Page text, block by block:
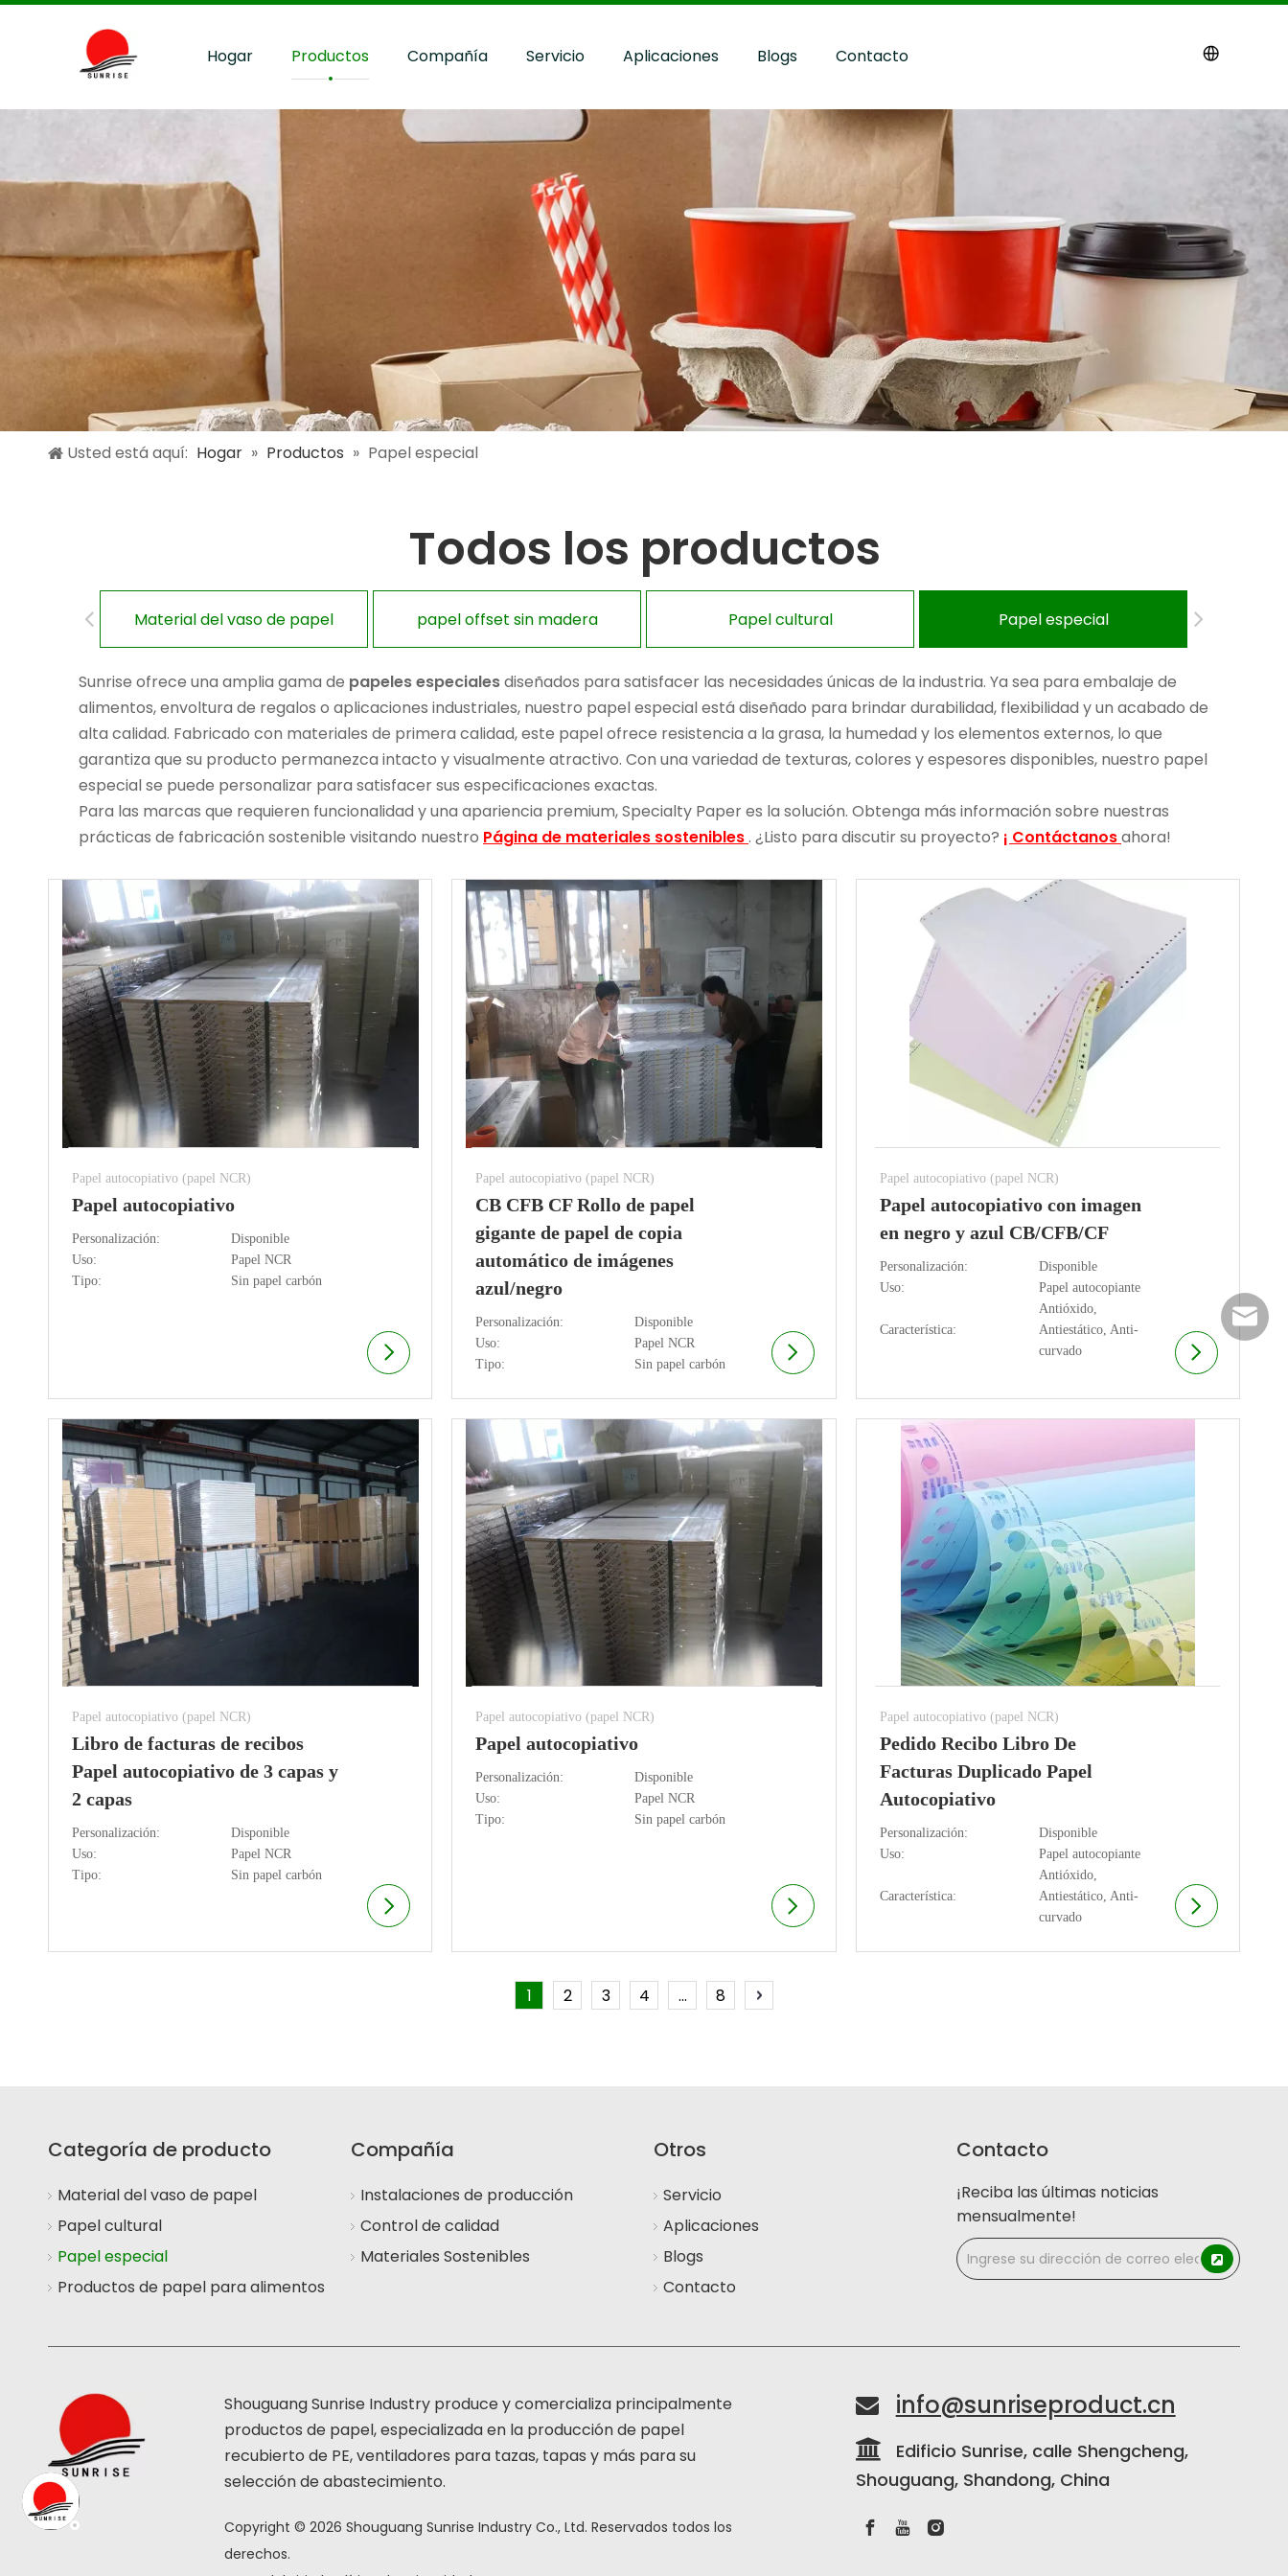
Hogar Productos Compañía Servicio Aplicaciones Blogs Contacto
Usted está aquí: Hogar » Productos » Papel especial
Todos los productos
Material del vaso de papel papel offset sin madera Papel cultural Papel especial
Sunrise ofrece una amplia gama de papeles especialesdiseñados para satisfacer las necesidades únicas de la industria. Ya sea para embalaje de
alimentos, envoltura de regalos o aplicaciones industriales, nuestro papel especial está diseñado para brindar durabilidad, flexibilidad y un acabado de
alta calidad. Fabricado con materiales de primera calidad, este papel ofrece resistencia a la grasa, la humedad y los elementos externos, lo que
garantiza que su producto permanezca intacto y visualmente atractivo. Con una variedad de texturas, colores y espesores disponibles, nuestro papel
especial se puede personalizar para satisfacer sus especificaciones exactas.
Para las marcas que requieren funcionalidad y una apariencia premium, Specialty Paper es la solución. Obtenga más información sobre nuestras
prácticas de fabricación sostenible visitando nuestro Página de materiales sostenibles. ¿Listo para discutir su proyecto? ¡ Contáctanosahora!
Papel autocopiativo (papel NCR)
Papel autocopiativo
Personalización:
Disponible
Uso:
Papel NCR
Tipo:
Sin papel carbón
Papel autocopiativo (papel NCR)
CB CFB CF Rollo de papel
gigante de papel de copia
automático de imágenes
azul/negro
Personalización:
Disponible
Uso:
Papel NCR
Tipo:
Sin papel carbón
Papel autocopiativo (papel NCR)
Papel autocopiativo con imagen
en negro y azul CB/CFB/CF
Personalización:
Disponible
Uso:
Papel autocopiante
Característica:
Antióxido,
Antiestático, Anti-
curvado
Papel autocopiativo (papel NCR)
Libro de facturas de recibos
Papel autocopiativo de 3 capas y
2 capas
Personalización:
Disponible
Uso:
Papel NCR
Tipo:
Sin papel carbón
Papel autocopiativo (papel NCR)
Papel autocopiativo
Personalización:
Disponible
Uso:
Papel NCR
Tipo:
Sin papel carbón
Papel autocopiativo (papel NCR)
Pedido Recibo Libro De
Facturas Duplicado Papel
Autocopiativo
Personalización:
Disponible
Uso:
Papel autocopiante
Característica:
Antióxido,
Antiestático, Anti-
curvado
1 2 3 4 ... 8
Categoría de producto
Material del vaso de papel
Papel cultural
Papel especial
Productos de papel para alimentos
Compañía
Instalaciones de producción
Control de calidad
Materiales Sostenibles
Otros
Servicio
Aplicaciones
Blogs
Contacto
Contacto
¡Reciba las últimas noticias
mensualmente!
Shouguang Sunrise Industry produce y comercializa principalmente
productos de papel, especializada en la producción de papel
recubierto de PE, ventiladores para tazas, tapas y más para su
selección de abastecimiento.
Copyright ©2026 Shouguang Sunrise Industry Co., Ltd. Reservados todos los
derechos.
 info@sunriseproduct.cn
 Edificio Sunrise, calle Shengcheng,
Shouguang, Shandong, China